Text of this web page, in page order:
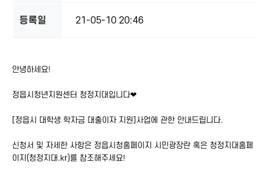
등록일 21-05-10 20:46
안녕하세요!
정읍시청년지원센터 청정지대입니다❤
[정읍시 대학생 학자금 대출이자 지원]사업에 관한 안내드립니다.
신청서 및 자세한 사항은 정읍시청홈페이지 시민광장란 혹은 청정지대홈페
이지(청정지대.kr)를 참조해주세요!